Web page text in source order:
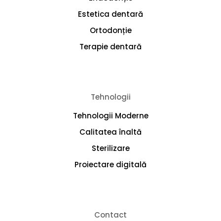
Estetica dentară
Ortodonție
Terapie dentară
Tehnologii
Tehnologii Moderne
Calitatea înaltă
Sterilizare
Proiectare digitală
Contact